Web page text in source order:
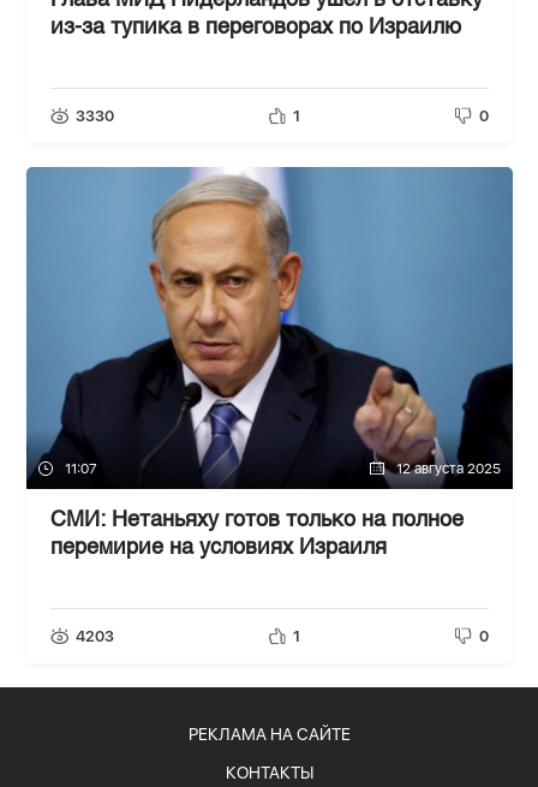
из-за тупика в переговорах по Израилю
3330 1 0
11:07 12 августа 2025
СМИ: Нетаньяху готов только на полное
перемирие на условиях Израиля
4203 1 0
РЕКЛАМА НА САЙТЕ
КОНТАКТЫ